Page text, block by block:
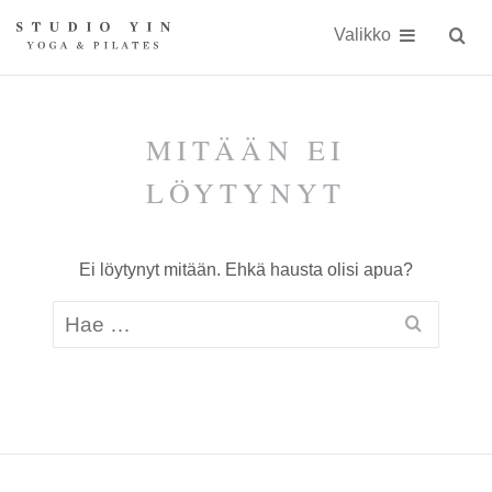
sisällöön
Studio
Studio
Yin
kokonaisvaltaiseen
kehonhuoltoon
jooga-
Pilates-
keskellä
Valikko
Hae
MITÄÄN EI
LÖYTYNYT
Ei löytynyt mitään. Ehkä hausta olisi apua?